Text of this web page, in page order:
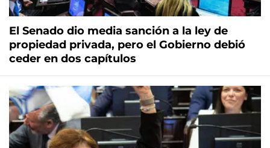
El Senado dio media sanción a la ley de
propiedad privada, pero el Gobierno debió
ceder en dos capítulos